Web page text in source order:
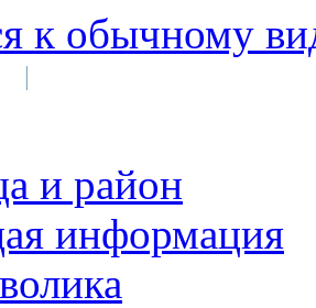
к обычному
|
и район
информация